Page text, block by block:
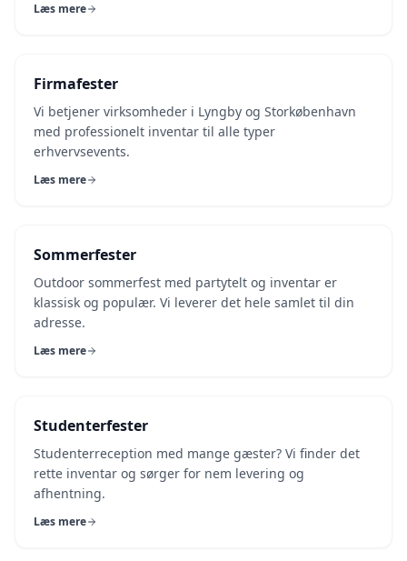
Læs mere
Firmafester
Vi betjener virksomheder i Lyngby og Storkøbenhavn
med professionelt inventar til alle typer
erhvervsevents.
Læs mere
Sommerfester
Outdoor sommerfest med partytelt og inventar er
klassisk og populær. Vi leverer det hele samlet til din
adresse.
Læs mere
Studenterfester
Studenterreception med mange gæster? Vi finder det
rette inventar og sørger for nem levering og
afhentning.
Læs mere